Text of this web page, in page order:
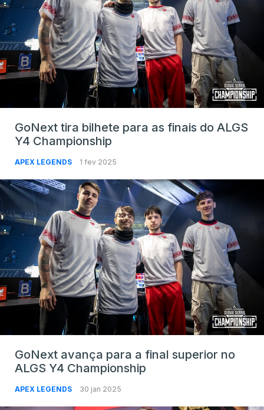
GoNext tira bilhete para as finais do ALGS
Y4 Championship
APEX LEGENDS 1 fev 2025
GoNext avança para a final superior no
ALGS Y4 Championship
APEX LEGENDS 30 jan 2025